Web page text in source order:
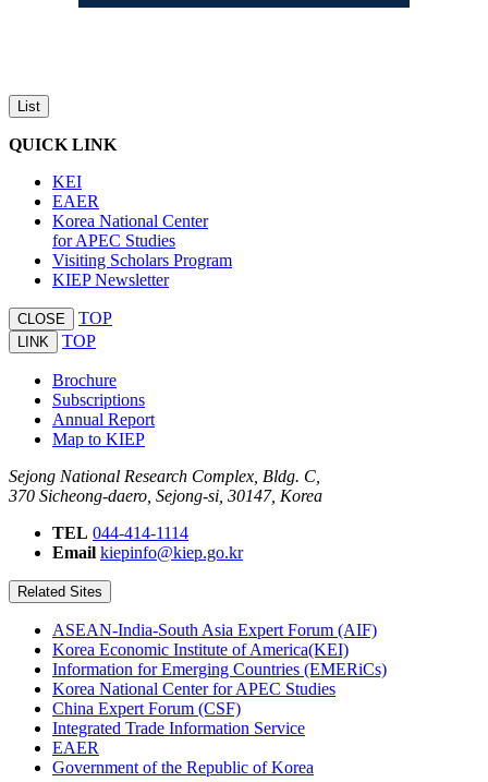
List
QUICK LINK
KEI
EAER
Korea National Center
for APEC Studies
Visiting Scholars Program
KIEP Newsletter
CLOSE TOP
LINK TOP
Brochure
Subscriptions
Annual Report
Map to KIEP
Sejong National Research Complex, Bldg. C,
370 Sicheong-daero, Sejong-si, 30147, Korea
TEL 044-414-1114
Email kiepinfo@kiep.go.kr
Related Sites
ASEAN-India-South Asia Expert Forum (AIF)
Korea Economic Institute of America(KEI)
Information for Emerging Countries (EMERiCs)
Korea National Center for APEC Studies
China Expert Forum (CSF)
Integrated Trade Information Service
EAER
Government of the Republic of Korea